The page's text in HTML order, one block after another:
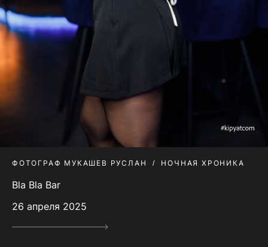
ФОТОГРАФ МУКАШЕВ РУСЛАН НОЧНАЯ ХРОНИКА
Bla Bla Bar
26 апреля 2025